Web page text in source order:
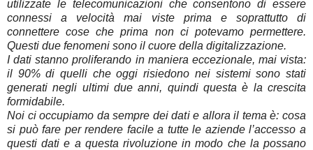
utilizzate le telecomunicazioni che consentono di essere
connessi a velocità mai viste prima e soprattutto di
connettere cose che prima non ci potevamo permettere.
Questi due fenomeni sono il cuore della digitalizzazione.
I dati stanno proliferando in maniera eccezionale, mai vista:
il 90% di quelli che oggi risiedono nei sistemi sono stati
generati negli ultimi due anni, quindi questa è la crescita
formidabile.
Noi ci occupiamo da sempre dei dati e allora il tema è: cosa
si può fare per rendere facile a tutte le aziende l’accesso a
questi dati e a questa rivoluzione in modo che la possano